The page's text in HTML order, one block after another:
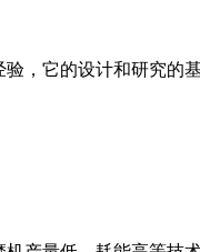
，它的设计和研究